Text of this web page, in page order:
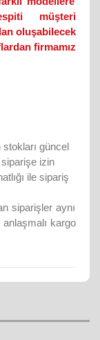
müşteri
oluşabilecek
firmamız
güncel
izin
ile sipariş
siparişler aynı
kargo